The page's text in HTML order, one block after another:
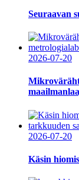
Seuraavan
2026-07-20
2026-07-20
Käsin